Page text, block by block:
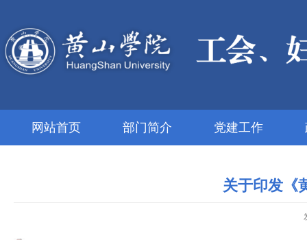
网站首页 部门简介 党建工作
关于印发《